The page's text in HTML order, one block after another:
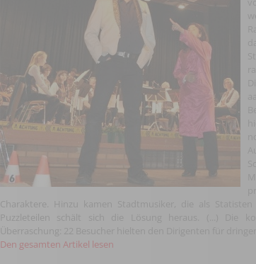
Charaktere. Hinzu kamen Stadtmusiker, die als
Puzzleteilen schält sich die Lösung heraus. (...) Die
Überraschung: 22 Besucher hielten den Dirigenten für
Den gesamten Artikel lesen